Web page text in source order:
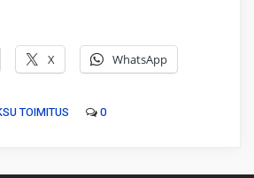
X WhatsApp
TOIMITUS 0